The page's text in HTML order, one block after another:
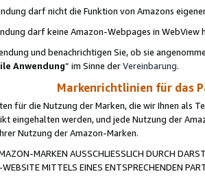
darf nicht die Funktion von Amazons
darf keine Amazon-Webpages in WebView
und benachrichtigen Sie, ob sie
Anwendung“ im Sinne derVereinbarung.
Markenrichtlinien für das
für die Nutzung der Marken, die wir Ihnen als
eingehalten werden, und jede Nutzung der
Nutzung der Amazon-Marken.
MARKEN AUSSCHLIESSLICH DURCH
MITTELS EINES ENTSPRECHENDEN